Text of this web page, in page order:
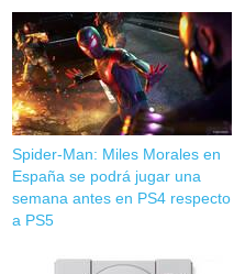
Spider-Man: Miles Morales en
España se podrá jugar una
semana antes en PS4 respecto
a PS5